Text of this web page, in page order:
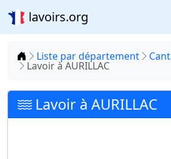
lavoirs.org
Accueil
Liste par département
Lavoir à AURILLAC
Lavoir à AURILLAC